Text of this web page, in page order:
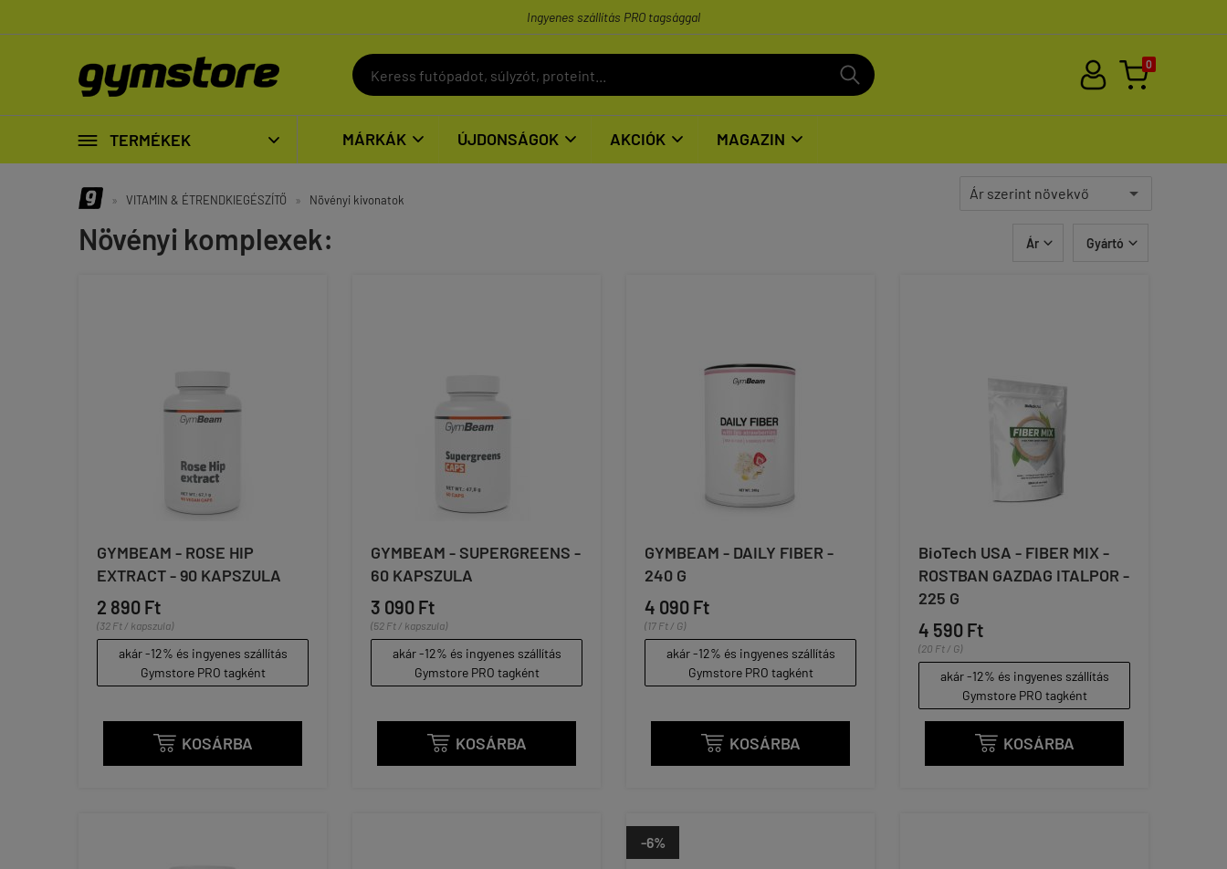
Ingyenes szállítás PRO tagsággal
0
 TERMÉKEK  MÁRKÁK  ÚJDONSÁGOK  AKCIÓK  MAGAZIN 
» VITAMIN & ÉTRENDKIEGÉSZÍTŐ » Növényi kivonatok
Növényi komplexek: Ár  Gyártó 
GYMBEAM - ROSE HIP
EXTRACT - 90 KAPSZULA
2 890 Ft
(32 Ft / kapszula)
akár -12% és ingyenes szállítás
Gymstore PRO tagként
 KOSÁRBA
GYMBEAM - SUPERGREENS -
60 KAPSZULA
3 090 Ft
(52 Ft / kapszula)
akár -12% és ingyenes szállítás
Gymstore PRO tagként
 KOSÁRBA
GYMBEAM - DAILY FIBER -
240 G
4 090 Ft
(17 Ft / G)
akár -12% és ingyenes szállítás
Gymstore PRO tagként
 KOSÁRBA
BioTech USA - FIBER MIX -
ROSTBAN GAZDAG ITALPOR -
225 G
4 590 Ft
(20 Ft / G)
akár -12% és ingyenes szállítás
Gymstore PRO tagként
 KOSÁRBA
-6%